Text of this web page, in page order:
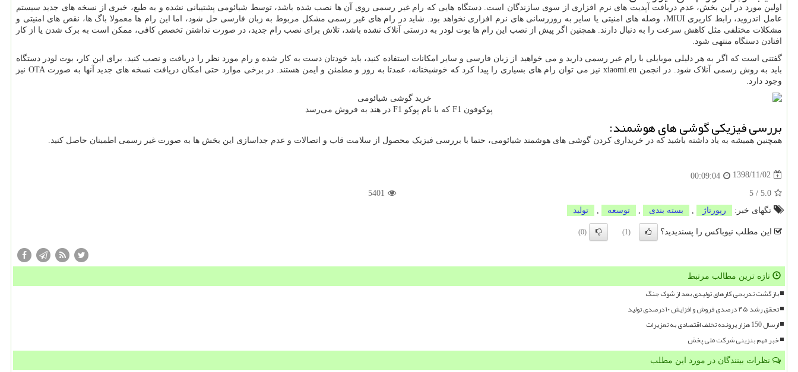
اولین مورد در این بخش، عدم دریافت آپدیت‌ های نرم افزاری از سوی سازندگان است. دستگاه ‌هایی که رام غیر رسمی روی آن ها نصب شده باشد، توسط شیائومی پشتیبانی نشده و به طبع، خبری از نسخه‌ های جدید سیستم
عامل اندروید، رابط کاربری MIUI، وصله ‌های امنیتی یا سایر به‌ روزرسانی‌ های نرم افزاری نخواهد بود. شاید در رام های غیر رسمی مشکل مربوط به زبان فارسی حل شود، اما این رام ‌ها معمولا باگ‌ ها، نقص‌ های امنیتی و
مشکلات مختلفی مثل کاهش سرعت را به دنبال دارند. همچنین اگر پیش از نصب این رام‌ ها بوت لودر به درستی آنلاک نشده باشد، تلاش برای نصب رام جدید، در صورت نداشتن تخصص کافی، ممکن است به برک شدن یا از کار
افتادن دستگاه منتهی شود.
گفتنی است که اگر به هر دلیلی موبایلی با رام غیر رسمی دارید و می‌ خواهید از زبان فارسی و سایر امکانات استفاده کنید، باید خودتان دست به کار شده و رام مورد نظر را دریافت و نصب کنید. برای این کار، بوت لودر دستگاه
باید به روش رسمی آنلاک شود. در انجمن xiaomi.eu نیز می ‌توان رام ‌های بسیاری را پیدا کرد که خوشبختانه، عمدتا به ‌روز و مطمئن و ایمن هستند. در برخی موارد حتی امکان دریافت نسخه‌ های جدید آنها به صورت OTA نیز
وجود دارد.
پوکوفون F1 که با نام پوکو F1 در هند به فروش می‌رسد
بررسی فیزیکی گوشی های هوشمند:
همچنین همیشه به یاد داشته باشید که در خریداری کردن گوشی های هوشمند شیائومی، حتما با بررسی فیزیک محصول از سلامت قاب و اتصالات و عدم جداسازی این بخش ها به صورت غیر رسمی اطمینان حاصل کنید.
1398/11/02
00:09:04
5.0
/
5
5401
تگهای خبر:
رپورتاژ بسته بندی توسعه تولید
این مطلب نیوباکس را پسندیدید؟ (1)
(0)
تازه ترین مطالب مرتبط
بازگشت تدریجی کارهای تولیدی بعد از شوک جنگ
تحقق رشد ۴۵ درصدی فروش و افزایش ۱۰ درصدی تولید
ارسال 150 هزار پرونده تخلف اقتصادی به تعزیرات
خبر مهم بنزینی شرکت ملی پخش
نظرات بینندگان در مورد این مطلب